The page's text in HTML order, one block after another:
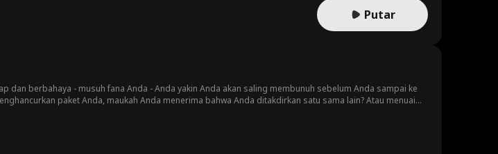
Putar
dan berbahaya - musuh fana Anda - Anda yakin Anda akan saling membunuh sebelum Anda sampai ke
paket Anda, maukah Anda menerima bahwa Anda ditakdirkan satu sama lain? Atau menuai